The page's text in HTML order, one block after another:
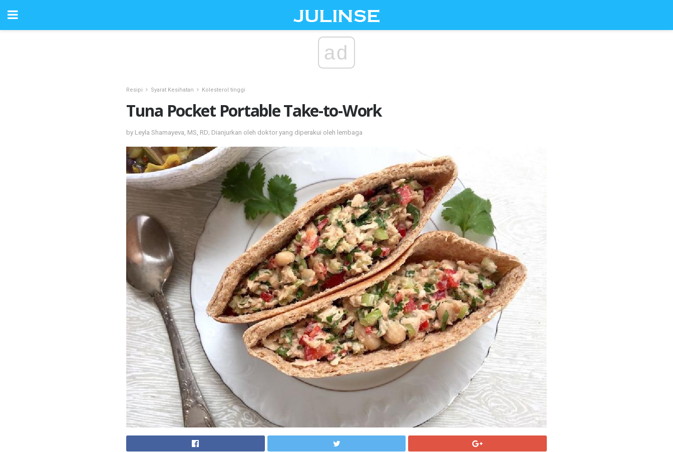
ad
Resipi Syarat Kesihatan Kolesterol tinggi
Tuna Pocket Portable Take-to-Work
by Leyla Shamayeva, MS, RD; Dianjurkan oleh doktor yang diperakui oleh lembaga